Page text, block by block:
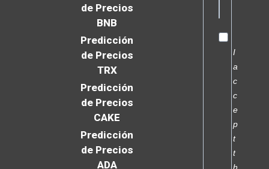
de Precios
BNB
Predicción
de Precios
TRX
Predicción
de Precios
CAKE
Predicción
de Precios
ADA
I
a
c
c
e
p
t
t